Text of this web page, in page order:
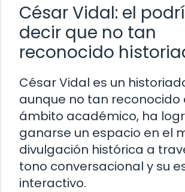
César Vidal: el
decir que no tan
reconocido
César Vidal es un
aunque no tan reconocido
ámbito académico, ha
ganarse un espacio en el
divulgación histórica a
tono conversacional y su
interactivo.